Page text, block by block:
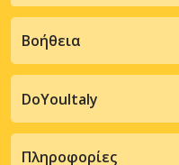
Βοήθεια
DoYouItaly
Πληροφορίες